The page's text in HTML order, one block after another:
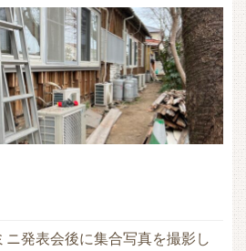
ニ発表会後に集合写真を撮影し